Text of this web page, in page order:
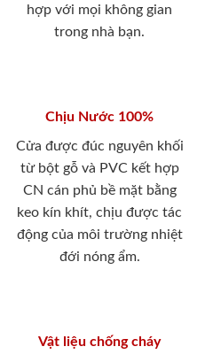
hợp với mọi không gian
trong nhà bạn.
Chịu Nước 100%
Cửa được đúc nguyên khối
từ bột gỗ và PVC kết hợp
CN cán phủ bề mặt bằng
keo kín khít, chịu được tác
động của môi trường nhiệt
đới nóng ẩm.
Vật liệu chống cháy